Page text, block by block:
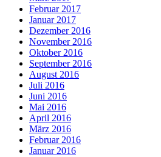
Februar 2017
Januar 2017
Dezember 2016
November 2016
Oktober 2016
September 2016
August 2016
Juli 2016
Juni 2016
Mai 2016
April 2016
März 2016
Februar 2016
Januar 2016